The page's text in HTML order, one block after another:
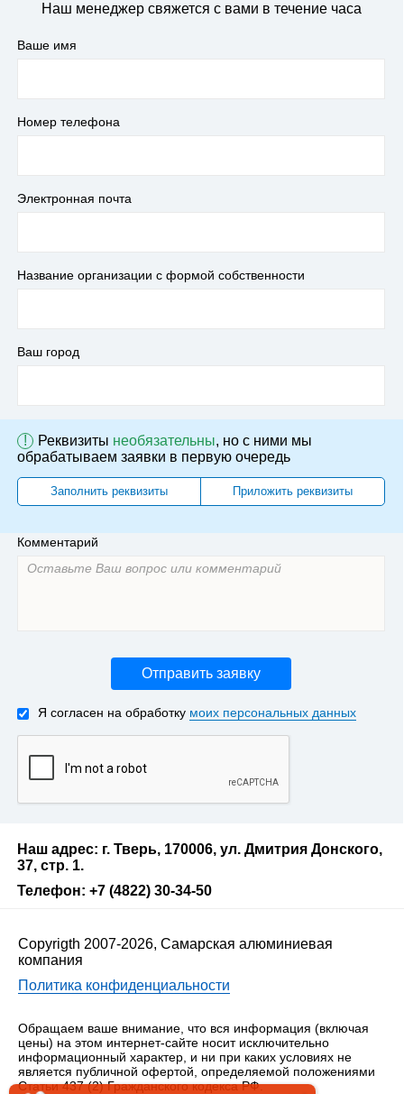
Наш менеджер свяжется с вами в течение часа
Ваше имя
Номер телефона
Электронная почта
Название организации с формой собственности
Ваш город
! Реквизиты необязательны, но с ними мы
обрабатываем заявки в первую очередь
Заполнить реквизиты Приложить реквизиты
Комментарий
Отправить заявку
Я согласен на обработку моих персональных данных
Наш адрес: г. Тверь, 170006, ул. Дмитрия Донского,
37, стр. 1.
Телефон: +7 (4822) 30-34-50
Copyrigth 2007-2026, Самарская алюминиевая
компания
Политика конфиденциальности
Обращаем ваше внимание, что вся информация (включая
цены) на этом интернет-сайте носит исключительно
информационный характер, и ни при каких условиях не
является публичной офертой, определяемой положениями
Статьи 437 (2) Гражданского кодекса РФ.